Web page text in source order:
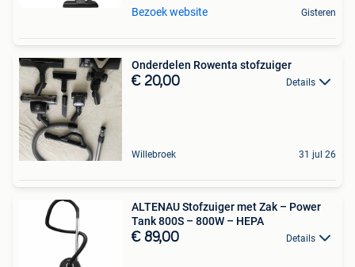
Bezoek website Gisteren
Onderdelen Rowenta stofzuiger
€ 20,00 Details
Willebroek 31 jul 26
ALTENAU Stofzuiger met Zak – Power
Tank 800S – 800W – HEPA
€ 89,00 Details